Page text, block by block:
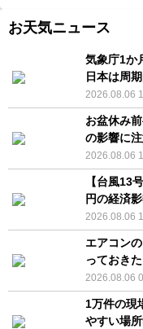
お天気ニュース
気象庁1
日本は周
2026.08.06
お盆休み
の影響に
2026.08.06
【台風13
円の経済
2026.08.06
エアコン
っておき
2026.08.06
1万件の現
やすい場